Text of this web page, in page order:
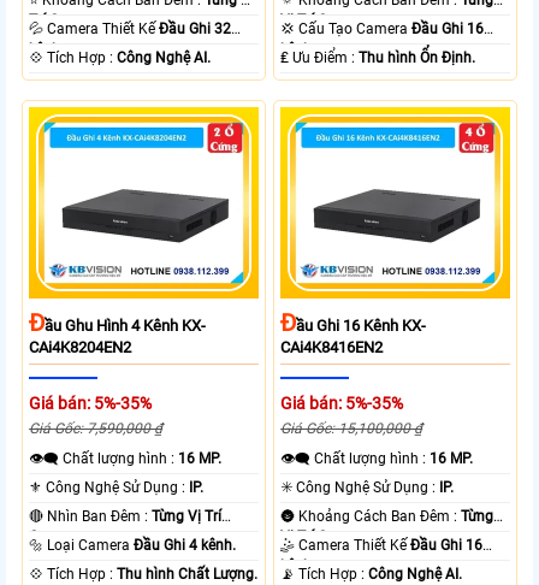
Trí Camera .
💦 Camera Thiết KếĐầu Ghi 32
kênh.
️💠 Tích Hợp :Công Nghệ AI.
Vị Trí Camera .
💢 Cấu Tạo CameraĐầu Ghi 16
kênh.
️₤ Ưu Điểm :Thu hình Ổn Định.
ĐẦu Ghu Hình 4 Kênh KX-
CAi4K8204EN2
Giá bán: 5%-35%
Giá Gốc: 7,590,000 ₫
👁️‍🗨 Chất lượng hình : 16 MP.
⚜️ Công Nghệ Sử Dụng :
IP.
🔴 Nhìn Ban Đêm :Từng Vị Trí
Camera .
🔩 Loại CameraĐầu Ghi 4 kênh.
️💠 Tích Hợp :Thu hình Chất Lượng.
ĐẦu Ghi 16 Kênh KX-
CAi4K8416EN2
Giá bán: 5%-35%
Giá Gốc: 15,100,000 ₫
👁️‍🗨 Chất lượng hình : 16 MP.
✳️ Công Nghệ Sử Dụng :
IP.
🌚 Khoảng Cách Ban Đêm :Từng
Vị Trí Camera .
🤹 Camera Thiết KếĐầu Ghi 16
kênh.
️📡 Tích Hợp :Công Nghệ AI.